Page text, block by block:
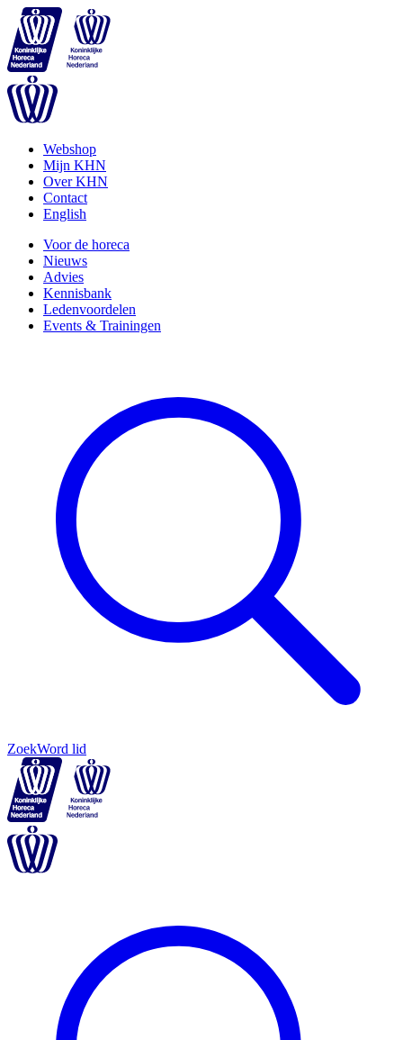
Webshop
Mijn KHN
Over KHN
Contact
English
Voor de horeca
Nieuws
Advies
Kennisbank
Ledenvoordelen
Events & Trainingen
ZoekWord lid